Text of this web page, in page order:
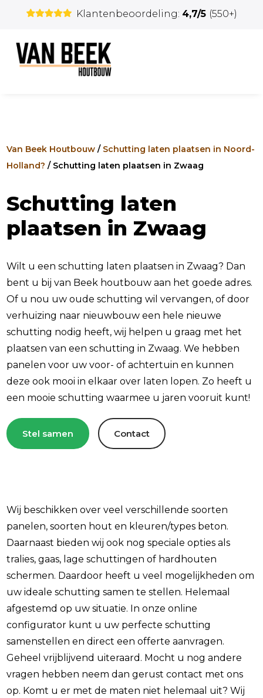
Klantenbeoordeling: 4,7/5 (550+)
Van Beek Houtbouw / Schutting laten plaatsen in Noord-
Holland? / Schutting laten plaatsen in Zwaag
Schutting laten
plaatsen in Zwaag
Wilt u een schutting laten plaatsen in Zwaag? Dan
bent u bij van Beek houtbouw aan het goede adres.
Of u nou uw oude schutting wil vervangen, of door
verhuizing naar nieuwbouw een hele nieuwe
schutting nodig heeft, wij helpen u graag met het
plaatsen van een schutting in Zwaag. We hebben
panelen voor uw voor- of achtertuin en kunnen
deze ook mooi in elkaar over laten lopen. Zo heeft u
een mooie schutting waarmee u jaren vooruit kunt!
Stel samen Contact
Wij beschikken over veel verschillende soorten
panelen, soorten hout en kleuren/types beton.
Daarnaast bieden wij ook nog speciale opties als
tralies, gaas, lage schuttingen of hardhouten
schermen. Daardoor heeft u veel mogelijkheden om
uw ideale schutting samen te stellen. Helemaal
afgestemd op uw situatie. In onze online
configurator kunt u uw perfecte schutting
samenstellen en direct een offerte aanvragen.
Geheel vrijblijvend uiteraard. Mocht u nog andere
vragen hebben neem dan gerust contact met ons
op. Komt u er met de maten niet helemaal uit? Wij